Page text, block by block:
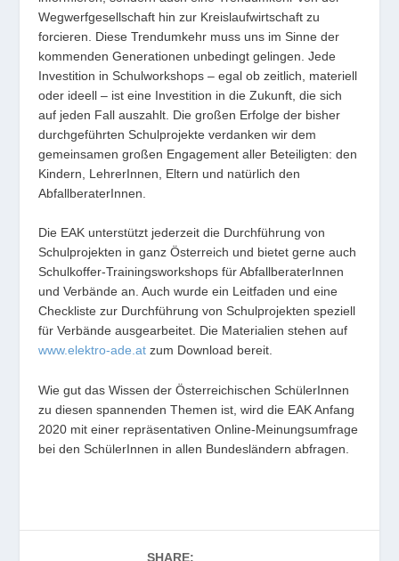
Wegwerfgesellschaft hin zur Kreislaufwirtschaft zu
forcieren. Diese Trendumkehr muss uns im Sinne der
kommenden Generationen unbedingt gelingen. Jede
Investition in Schulworkshops – egal ob zeitlich, materiell
oder ideell – ist eine Investition in die Zukunft, die sich
auf jeden Fall auszahlt. Die großen Erfolge der bisher
durchgeführten Schulprojekte verdanken wir dem
gemeinsamen großen Engagement aller Beteiligten: den
Kindern, LehrerInnen, Eltern und natürlich den
AbfallberaterInnen.
Die EAK unterstützt jederzeit die Durchführung von
Schulprojekten in ganz Österreich und bietet gerne auch
Schulkoffer-Trainingsworkshops für AbfallberaterInnen
und Verbände an. Auch wurde ein Leitfaden und eine
Checkliste zur Durchführung von Schulprojekten speziell
für Verbände ausgearbeitet. Die Materialien stehen auf
www.elektro-ade.atzum Download bereit.
Wie gut das Wissen der Österreichischen SchülerInnen
zu diesen spannenden Themen ist, wird die EAK Anfang
2020 mit einer repräsentativen Online-Meinungsumfrage
bei den SchülerInnen in allen Bundesländern abfragen.
SHARE: